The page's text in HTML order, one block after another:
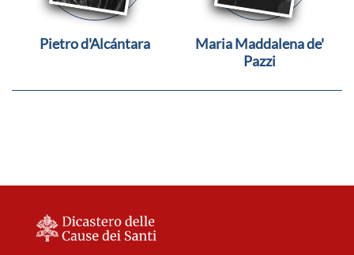
Pietro d'Alcántara
Maria Maddalena de'
Pazzi